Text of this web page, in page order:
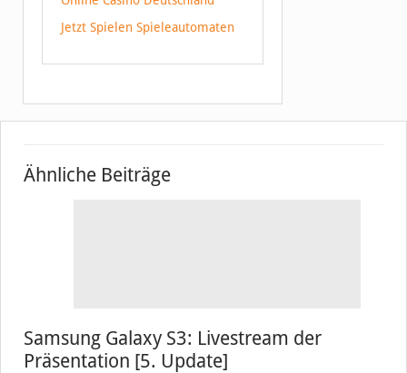
Jetzt Spielen Spieleautomaten
Ähnliche Beiträge
Samsung Galaxy S3: Livestream der
Präsentation [5. Update]